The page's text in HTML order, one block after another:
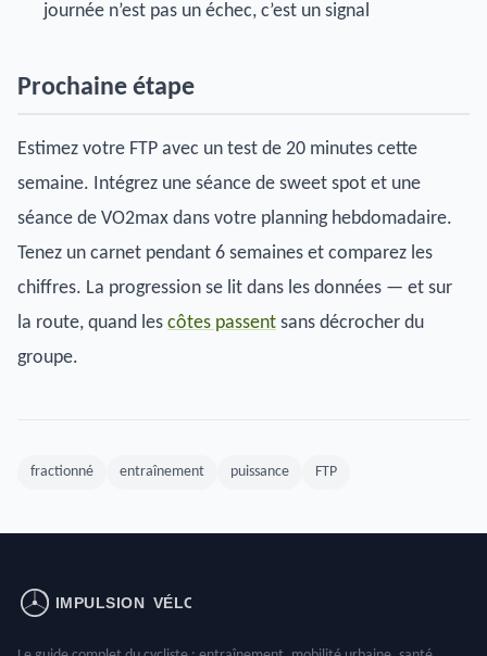
journée n’est pas un échec, c’est un signal
Prochaine étape
Estimez votre FTP avec un test de 20 minutes cette
semaine. Intégrez une séance de sweet spot et une
séance de VO2max dans votre planning hebdomadaire.
Tenez un carnet pendant 6 semaines et comparez les
chiffres. La progression se lit dans les données — et sur
la route, quand les côtes passent sans décrocher du
groupe.
fractionné entraînement puissance FTP